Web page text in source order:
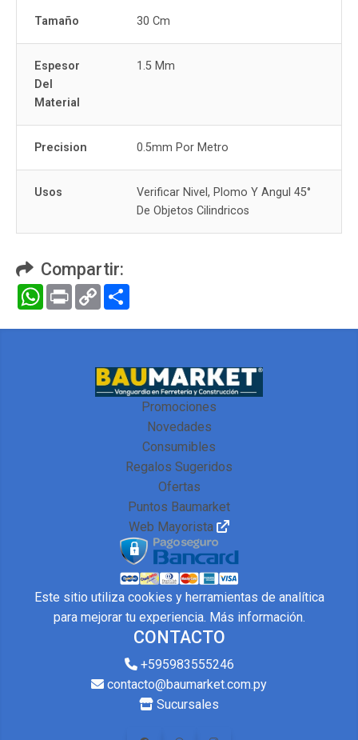
Tamaño 30 Cm
Espesor
Del
Material
1.5 Mm
Precision 0.5mm Por Metro
Usos
Verificar Nivel, Plomo Y Angul 45°
De Objetos Cilindricos
Compartir:
WhatsApp
Print Copy
Link
Promociones
Novedades
Consumibles
Regalos Sugeridos
Ofertas
Puntos Baumarket
Web Mayorista
CONTACTO
+595983555246
contacto@baumarket.com.py
Sucursales
Este sitio utiliza cookies y herramientas de analítica
para mejorar tu experiencia. Más información.